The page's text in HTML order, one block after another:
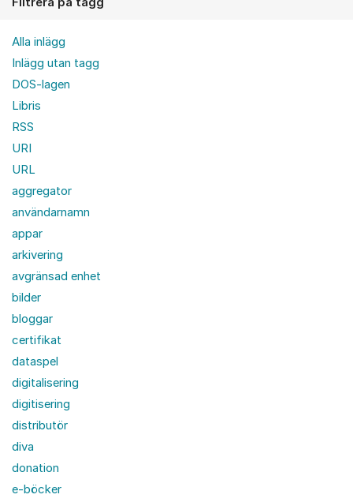
Alla inlägg
Inlägg utan tagg
DOS-lagen
Libris
RSS
URI
URL
aggregator
användarnamn
appar
arkivering
avgränsad enhet
bilder
bloggar
certifikat
dataspel
digitalisering
digitisering
distributör
diva
donation
e-böcker